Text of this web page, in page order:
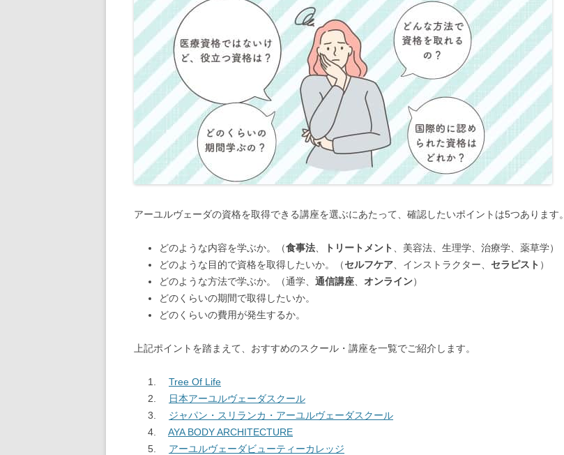
アーユルヴェーダの資格を取得できる講座を選ぶにあたって、確認したいポイントは5つあります。
どのような内容を学ぶか。（食事法 トリートメント
、美容法、生理学、治療学、薬草学）
どのような目的で資格を取得したいか。（セルフケア 、インストラクター、 セラピスト ）
どのような方法で学ぶか。（通学、 通信講座 オンライン）
どのくらいの期間で取得したいか。
どのくらいの費用が発生するか。
上記ポイントを踏まえて、おすすめのスクール・講座を一覧でご紹介します。
Tree Of Life
日本アーユルヴェーダスクール
ジャパン・スリランカ・アーユルヴェーダスクール
AYA BODY ARCHITECTURE
アーユルヴェーダビューティーカレッジ